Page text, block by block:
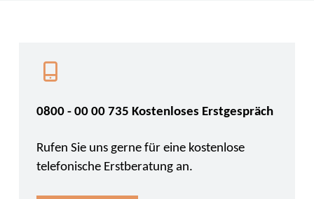
0800 - 00 00 735 Kostenloses Erstgespräch
Rufen Sie uns gerne für eine kostenlose
telefonische Erstberatung an.